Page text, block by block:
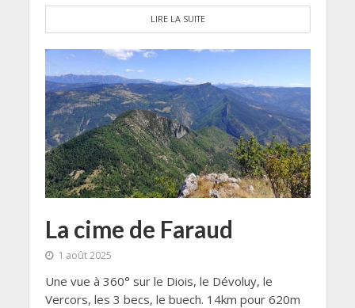
LIRE LA SUITE
La cime de Faraud
1 août 2025
Une vue à 360° sur le Diois, le Dévoluy, le
Vercors, les 3 becs, le buech. 14km pour 620m